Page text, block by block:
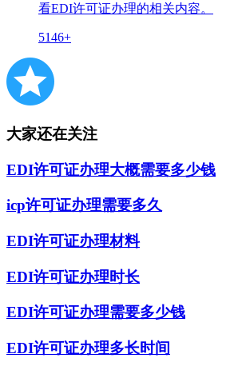
看EDI许可证办理的相关内容。
5146+
大家还在关注
EDI许可证办理大概需要多少钱
icp许可证办理需要多久
EDI许可证办理材料
EDI许可证办理时长
EDI许可证办理需要多少钱
EDI许可证办理多长时间